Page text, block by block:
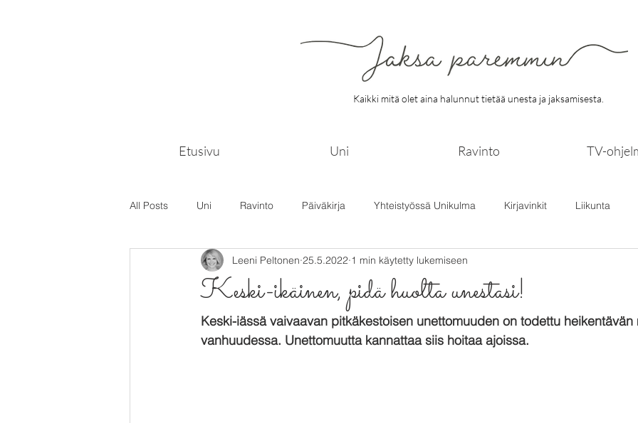
Kaikki mitä olet aina halunnut tietää unesta ja jaksamisesta.
Etusivu Uni Ravinto TV-
All Posts Uni Ravinto Päiväkirja Yhteistyössä Unikulma Kirjavinkit Liikunta
Keski-ikäinen, pidä huolta unestasi!
Leeni Peltonen 25.5.2022 1 min käytetty lukemiseen
Keski-iässä vaivaavan pitkäkestoisen unettomuuden on todettu heikentävän
vanhuudessa. Unettomuutta kannattaa siis hoitaa ajoissa.